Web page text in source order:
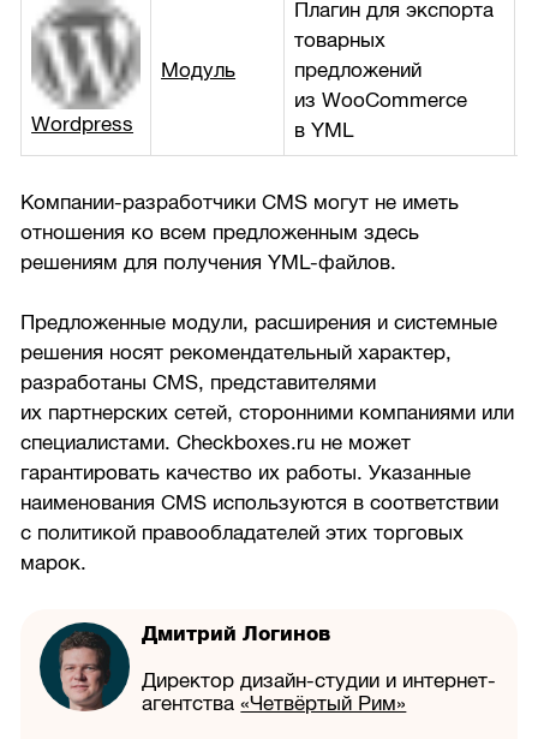
Wordpress
Модуль
Плагин для экспорта
товарных
предложений
из WooCommerce
в YML
Компании-разработчики CMS могут не иметь
отношения ко всем предложенным здесь
решениям для получения YML-файлов.
Предложенные модули, расширения и системные
решения носят рекомендательный характер,
разработаны CMS, представителями
их партнерских сетей, сторонними компаниями или
специалистами. Checkboxes.ru не может
гарантировать качество их работы. Указанные
наименования CMS используются в соответствии
с политикой правообладателей этих торговых
марок.
Дмитрий Логинов
Директор дизайн-студии и интернет-
агентства«Четвёртый Рим»